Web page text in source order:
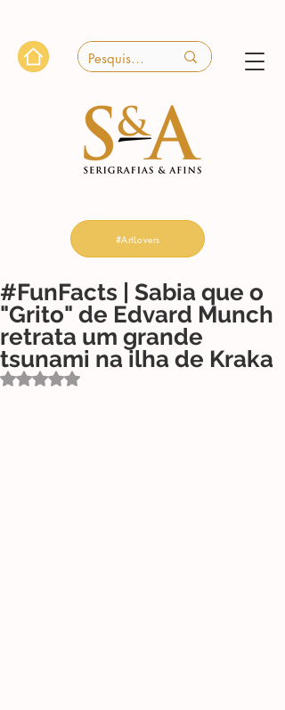
#ArtLovers
#FunFacts | Sabia que o
"Grito" de Edvard Munch
retrata um grande
tsunami na ilha de Kraka
Avaliado com NaN de 5 estrelas.